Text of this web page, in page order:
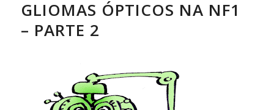
GLIOMAS ÓPTICOS NA NF1
– PARTE 2